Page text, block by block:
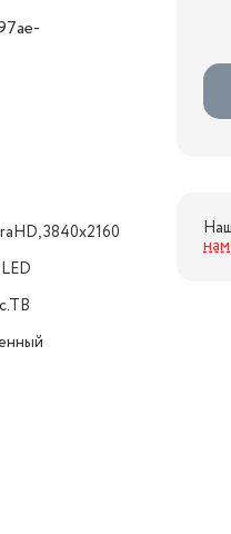
3840x2160
нам